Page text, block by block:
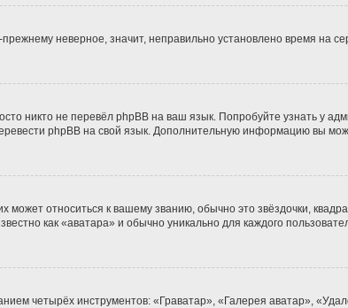
неверное, значит, неправильно установлено время на
никто не перевёл phpBB на ваш язык. Попробуйте узнать у
phpBB на свой язык. Дополнительную информацию вы
может относиться к вашему званию, обычно это звёздочки,
как «аватара» и обычно уникально для каждого
четырёх инструментов: «Граватар», «Галерея аватар»,